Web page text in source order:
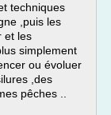
techniques
,puis les
et les
simplement
ou évoluer
,des
pêches ..